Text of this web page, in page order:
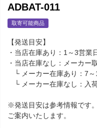
ADBAT-011
取寄可能商品
【発送目安】
・当店在庫あり：1～3営業
・当店在庫なし：メーカー
└ メーカー在庫あり：7～
└ メーカー在庫なし：入
※発送目安は参考情報です
ご案内いたします。